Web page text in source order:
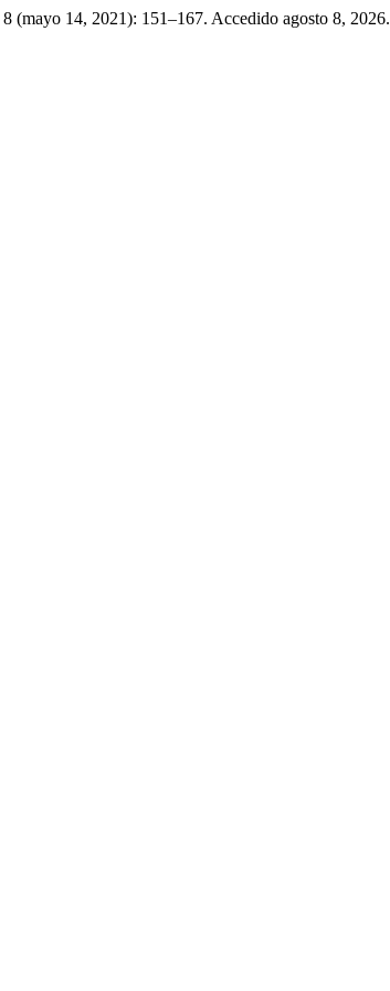
8 (mayo 14, 2021): 151–167. Accedido agosto 8, 2026.